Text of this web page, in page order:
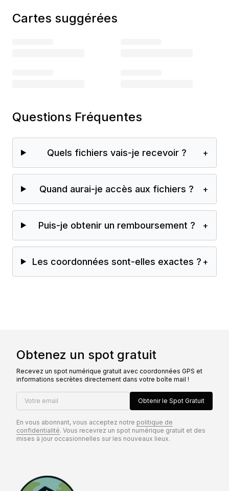
Cartes suggérées
Questions Fréquentes
Quels fichiers vais-je recevoir ? +
Quand aurai-je accès aux fichiers ? +
Puis-je obtenir un remboursement ? +
Les coordonnées sont-elles exactes ? +
Obtenez un spot gratuit
Recevez un spot numérique gratuit avec coordonnées GPS et
informations secrètes directement dans votre boîte mail !
Votre email Obtenir le Spot Gratuit
En vous abonnant, vous acceptez notre politique de
confidentialité. Vous recevrez un spot numérique gratuit et des
mises à jour occasionnelles sur les nouveaux lieux.